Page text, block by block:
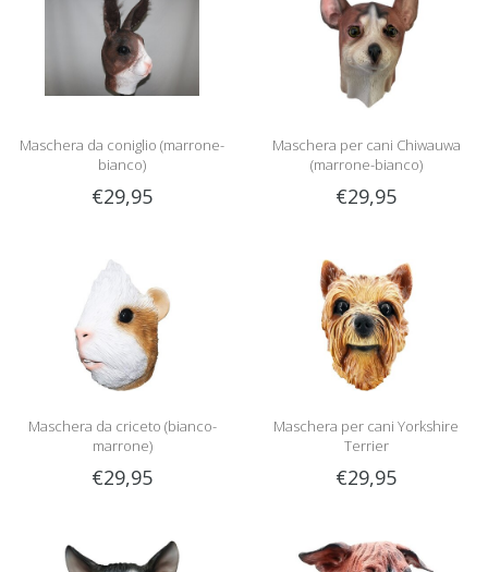
Maschera da coniglio (marrone-
bianco)
€29,95
Maschera per cani Chiwauwa
(marrone-bianco)
€29,95
Maschera da criceto (bianco-
marrone)
€29,95
Maschera per cani Yorkshire
Terrier
€29,95